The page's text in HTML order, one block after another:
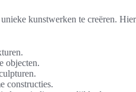
kunstwerken te creëren.
objecten.
constructies.